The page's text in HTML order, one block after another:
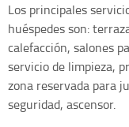
Los principales
huéspedes son:
calefacción, salones
servicio de limpieza,
zona reservada para
seguridad, ascensor.